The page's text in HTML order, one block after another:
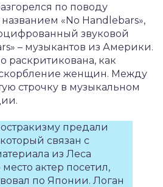
по поводу
«No Handlebars»,
звуковой
– музыкантов из Америки.
раскритикована, как
женщин. Между
строчку в музыкальном
предали
связан с
из Леса
актер посетил,
по Японии. Логан